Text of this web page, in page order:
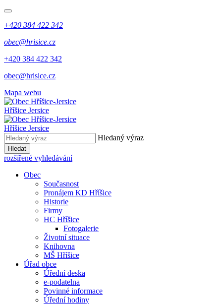
+420 384 422 342
obec@hrisice.cz
+420 384 422 342
obec@hrisice.cz
Mapa webu
Hříšice Jersice
Hříšice Jersice
Hledaný výraz
Hledat
rozšířené vyhledávání
Obec
Současnost
Pronájem KD Hříšice
Historie
Firmy
HC Hříšice
Fotogalerie
Životní situace
Knihovna
MŠ Hříšice
Úřad obce
Úřední deska
e-podatelna
Povinné informace
Úřední hodiny